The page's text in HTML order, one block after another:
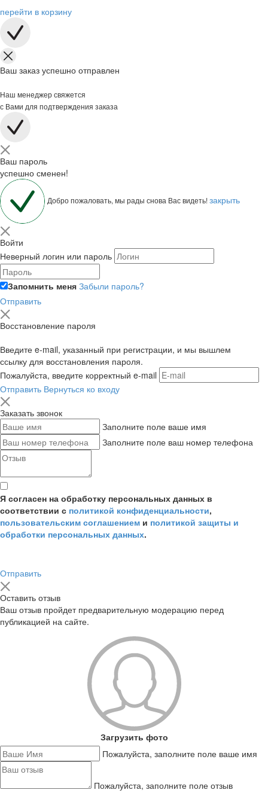
перейти в корзину
Ваш заказ успешно отправлен
Наш менеджер свяжется
с Вами для подтверждения заказа
Ваш пароль
успешно сменен!
Добро пожаловать, мы рады снова Вас видеть!закрыть
Войти
Неверный логин или пароль
Запомнить меня Забыли пароль?
Отправить
Восстановление пароля
Введите e-mail, указанный при регистрации, и мы вышлем
ссылку для восстановления пароля.
Пожалуйста, введите корректный e-mail
Отправить Вернуться ко входу
Заказать звонок
Заполните поле ваше имя
Заполните поле ваш номер телефона
Я согласен на обработку персональных данных в
соответствии с политикой конфиденциальности,
пользовательским соглашением и политикой защиты и
обработки персональных данных.
Отправить
Оставить отзыв
Ваш отзыв пройдет предварительную модерацию перед
публикацией на сайте.
Загрузить фото
Пожалуйста, заполните поле ваше имя
Пожалуйста, заполните поле отзыв